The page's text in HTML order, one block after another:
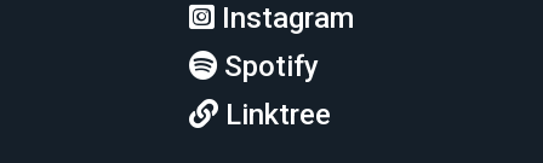
Instagram
Spotify
Linktree